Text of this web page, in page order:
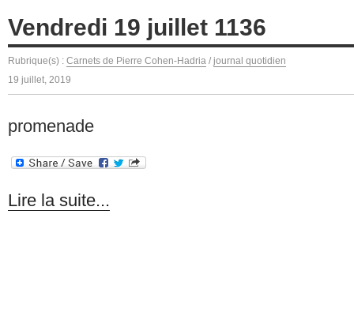
Vendredi 19 juillet 1136
Rubrique(s) : Carnets de Pierre Cohen-Hadria / journal quotidien
19 juillet, 2019
promenade
Lire la suite...